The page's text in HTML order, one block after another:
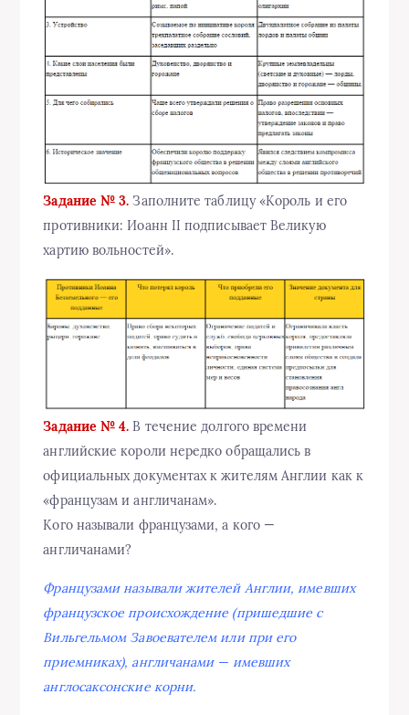
Задание № 3. Заполните таблицу «Король и его
противники: Иоанн II подписывает Великую
хартию вольностей».
Задание № 4. В течение долгого времени
английские короли нередко обращались в
официальных документах к жителям Англии как к
«французам и англичанам».
Кого называли французами, а кого —
англичанами?
Французами называли жителей Англии, имевших
французское происхождение (пришедшие с
Вильгельмом Завоевателем или при его
приемниках), англичанами — имевших
англосаксонские корни.